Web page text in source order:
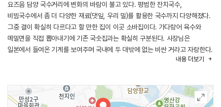
요즈음 담양 국수거리에 변화의 바람이 불고 있다. 평범한 잔치국수,
비빔국수에서 좀 더 다양한 재료(댓잎, 우리 밀)를 활용한 국수까지 다양해졌다.
그중 결이 확실히 다르다고 할 만한 집이 이곳 소바집이다. 가다랑어 육수와
메밀면을 직접 뽑아내기에 기존 국숫집과는 확실히 구분된다. 사장님은
일본에서 들여온 기계를 보여주며 국내에 두 대밖에 없는 비싼 거라고 자랑한다.
더울 때는 시원한 냉육수에 메일 한 판을, 따끈한 것이 필요할 때는 온
내용 더보기